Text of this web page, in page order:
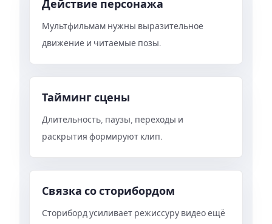
Действие персонажа
Мультфильмам нужны выразительное
движение и читаемые позы.
Тайминг сцены
Длительность, паузы, переходы и
раскрытия формируют клип.
Связка со сторибордом
Сториборд усиливает режиссуру видео ещё